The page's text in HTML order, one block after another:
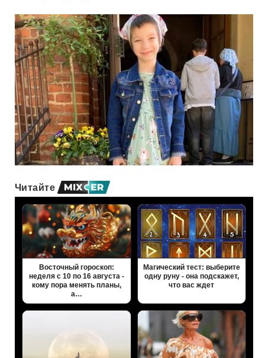
Читайте
Восточный гороскоп:
неделя с 10 по 16 августа -
кому пора менять планы,
а…
Магический тест: выберите
одну руну - она подскажет,
что вас ждет